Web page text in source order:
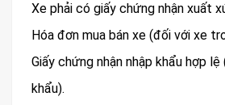
Xe phải có giấy chứng nhận xuất
Hóa đơn mua bán xe (đối với xe
Giấy chứng nhận nhập khẩu hợp
khẩu).